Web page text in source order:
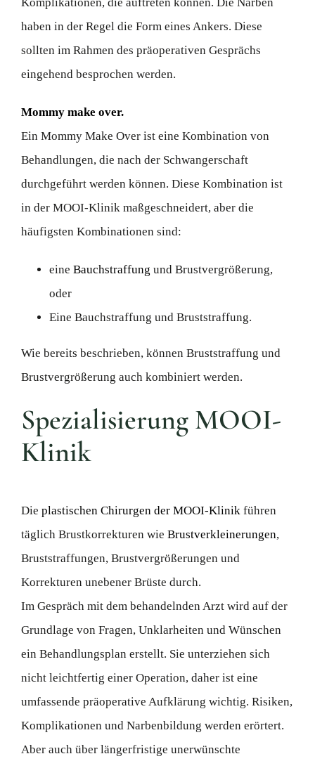
haben in der Regel die Form eines Ankers. Diese
sollten im Rahmen des präoperativen Gesprächs
eingehend besprochen werden.
Mommy make over.
Ein Mommy Make Over ist eine Kombination von
Behandlungen, die nach der Schwangerschaft
durchgeführt werden können. Diese Kombination ist
in der MOOI-Klinik maßgeschneidert, aber die
häufigsten Kombinationen sind:
eine Bauchstraffung und Brustvergrößerung,
oder
Eine Bauchstraffung und Bruststraffung.
Wie bereits beschrieben, können Bruststraffung und
Brustvergrößerung auch kombiniert werden.
Spezialisierung MOOI-
Klinik
Die plastischen Chirurgen der MOOI-Klinik führen
täglich Brustkorrekturen wie Brustverkleinerungen,
Bruststraffungen, Brustvergrößerungen und
Korrekturen unebener Brüste durch.
Im Gespräch mit dem behandelnden Arzt wird auf der
Grundlage von Fragen, Unklarheiten und Wünschen
ein Behandlungsplan erstellt. Sie unterziehen sich
nicht leichtfertig einer Operation, daher ist eine
umfassende präoperative Aufklärung wichtig. Risiken,
Komplikationen und Narbenbildung werden erörtert.
Aber auch über längerfristige unerwünschte